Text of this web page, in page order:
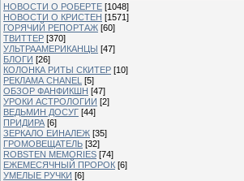
НОВОСТИ О РОБЕРТЕ [1048]
НОВОСТИ О КРИСТЕН [1571]
ГОРЯЧИЙ РЕПОРТАЖ [60]
ТВИТТЕР [370]
УЛЬТРААМЕРИКАНЦЫ [47]
БЛОГИ [26]
КОЛОНКА РИТЫ СКИТЕР [10]
РЕКЛАМА CHANEL [5]
ОБЗОР ФАНФИКШН [47]
УРОКИ АСТРОЛОГИИ [2]
ВЕДЬМИН ДОСУГ [44]
ПРИДИРА [6]
ЗЕРКАЛО ЕИНАЛЕЖ [35]
ГРОМОВЕЩАТЕЛЬ [32]
ROBSTEN MEMORIES [74]
ЕЖЕМЕСЯЧНЫЙ ПРОРОК [6]
УМЕЛЫЕ РУЧКИ [6]